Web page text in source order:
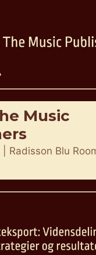
Music
Radisson Blu